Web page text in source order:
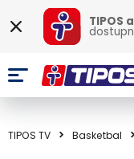
TIPOS
TIPOS TV Basketbal